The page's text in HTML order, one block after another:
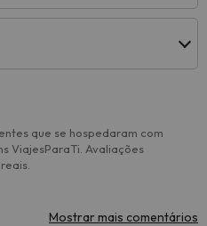
que se hospedaram com
ViajesParaTi. Avaliações
Mostrar mais comentários